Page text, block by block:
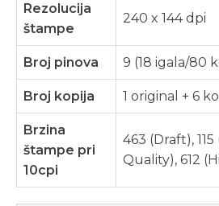
Rezolucija
štampe
240 x 144 dpi
Broj pinova 9 (18 igala/80
Broj kopija 1 original + 6
Brzina
štampe pri
10cpi
463 (Draft),
Quality), 612